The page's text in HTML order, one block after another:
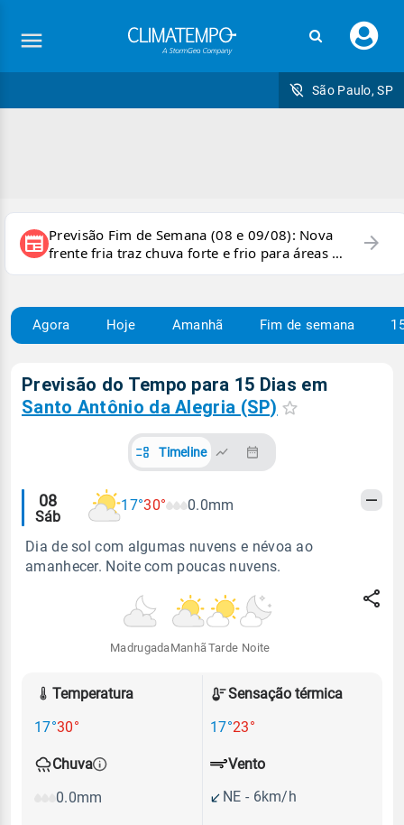
seu
São Paulo, SP
newspaper Previsão Fim de Semana (08 e 09/08): Nova
frente fria traz chuva forte e frio para áreas do
país
arrow_forward
Agora Hoje Amanhã Fim de semana
Previsão do Tempo para 15 Dias em
Santo Antônio da Alegria (SP)
Timeline
Alertas
meteorológicos
08
Sáb
17°30° 0.0mm
Dia de sol com algumas nuvens e névoa ao
amanhecer. Noite com poucas nuvens.
Madrugada Manhã Tarde Noite
Temperatura
17°30°
Sensação térmica
17°23°
Chuva
0.0mm
Vento
NE - 6km/h